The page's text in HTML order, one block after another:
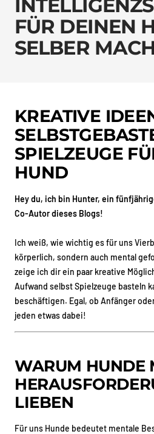
FÜR DEINEN
SELBER
KREATIVE
SPIELZEUGE
HUND
Hey du, ich bin Hunter, ein
Co-Autor dieses Blogs!
Ich weiß, wie wichtig es für uns
körperlich, sondern auch mental
zeige ich dir ein paar kreative
Aufwand selbst Spielzeuge basteln
beschäftigen. Egal, ob Anfänger
jeden etwas dabei!
WARUM HUNDE
LIEBEN
Für uns Hunde bedeutet mentale